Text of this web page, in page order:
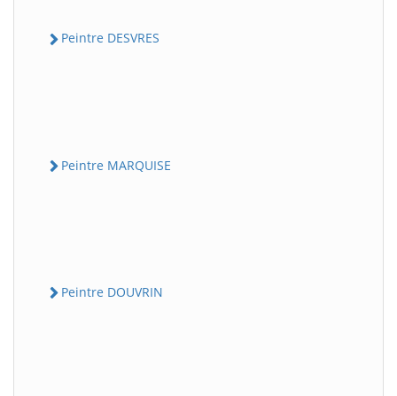
Peintre DESVRES
Peintre MARQUISE
Peintre DOUVRIN